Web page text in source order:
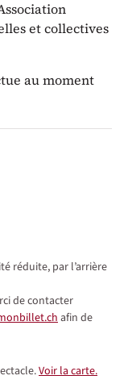
et collectives
au moment
réduite, par l’arrière
de contacter
afin de
Voir la carte.